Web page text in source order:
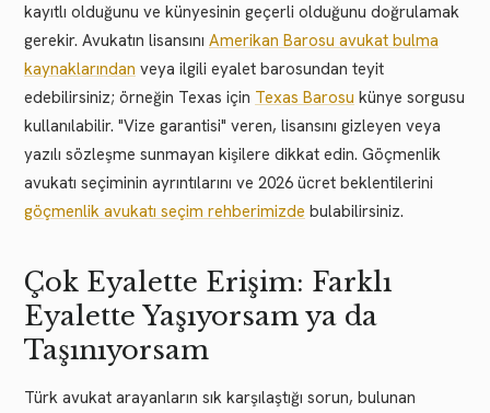
kayıtlı olduğunu ve künyesinin geçerli olduğunu doğrulamak
gerekir. Avukatın lisansını Amerikan Barosu avukat bulma
kaynaklarından veya ilgili eyalet barosundan teyit
edebilirsiniz; örneğin Texas için Texas Barosu künye sorgusu
kullanılabilir. "Vize garantisi" veren, lisansını gizleyen veya
yazılı sözleşme sunmayan kişilere dikkat edin. Göçmenlik
avukatı seçiminin ayrıntılarını ve 2026 ücret beklentilerini
göçmenlik avukatı seçim rehberimizde bulabilirsiniz.
Çok Eyalette Erişim: Farklı
Eyalette Yaşıyorsam ya da
Taşınıyorsam
Türk avukat arayanların sık karşılaştığı sorun, bulunan